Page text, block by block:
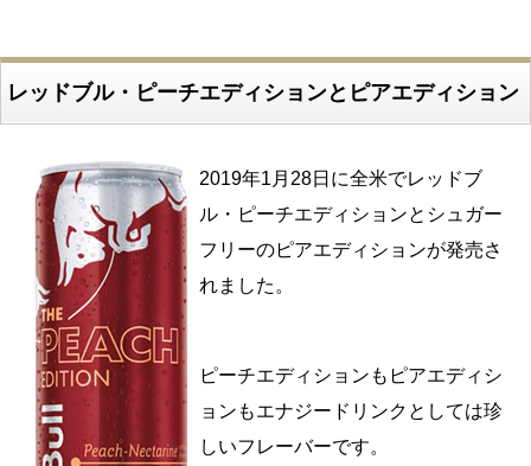
レッドブル・ピーチエディションとピアエディション
2019年1月28日に全米でレッドブ
ル・ピーチエディションとシュガー
フリーのピアエディションが発売さ
れました。
ピーチエディションもピアエディシ
ョンもエナジードリンクとしては珍
しいフレーバーです。